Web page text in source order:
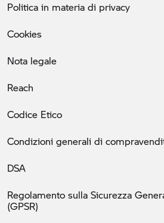
Politica in materia di privacy
Cookies
Nota legale
Reach
Codice Etico
Condizioni generali di
DSA
Regolamento sulla Sicurezza
(GPSR)